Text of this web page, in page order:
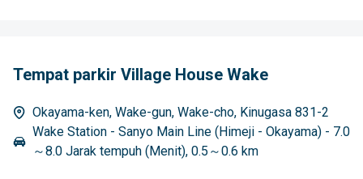
Tempat parkir Village House Wake
Okayama-ken, Wake-gun, Wake-cho, Kinugasa 831-2
Wake Station - Sanyo Main Line (Himeji - Okayama) - 7.0
～8.0 Jarak tempuh (Menit), 0.5～0.6 km